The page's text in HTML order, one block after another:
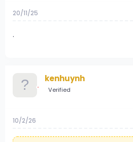
20/11/25
.
kenhuynh
Verified
10/2/26